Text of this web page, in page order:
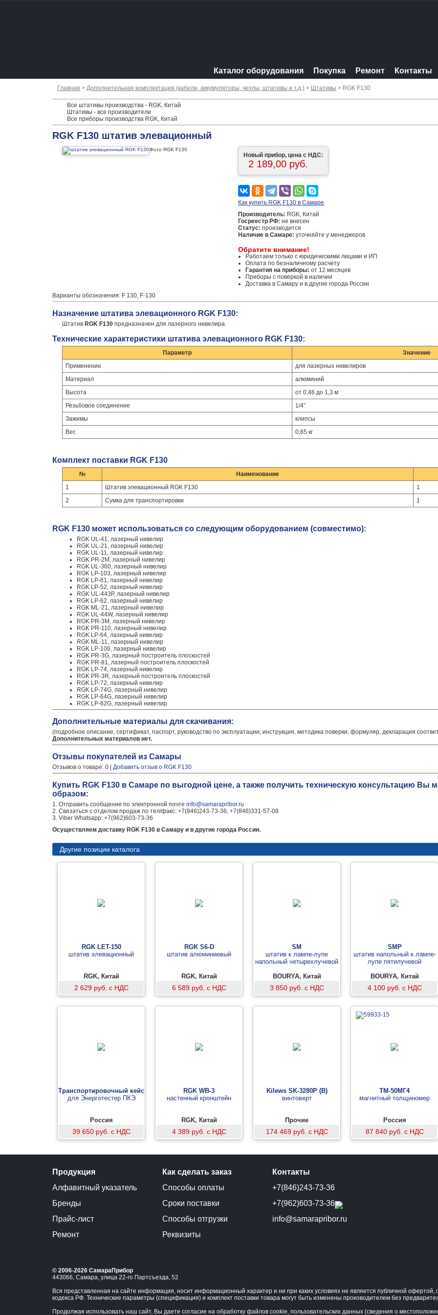
Каталог оборудования Покупка Ремонт Контакты
Главная > Дополнительная комплектация (кабели, аккумуляторы, чехлы, штативы и т.д.) > Штативы > RGK F130
Все штативы производства - RGK, Китай
Штативы - все производители
Все приборы производства RGK, Китай
RGK F130 штатив элевационный
Фото RGK F130
Новый прибор, цена с НДС:
2 189,00 руб.
Как купить RGK F130 в Самаре
Производитель: RGK, Китай
Госреестр РФ: не внесен
Статус: производится
Наличие в Самаре: уточняйте у менеджеров
Обратите внимание!
Работаем только с юридическими лицами и ИП
Оплата по безналичному расчету
Гарантия на приборы: от 12 месяцев
Приборы с поверкой в наличии
Доставка в Самару и в другие города России
Варианты обозначения: F 130, F-130
Назначение штатива элевационного RGK F130:
Штатив RGK F130 предназначен для лазерного нивелира.
Технические характеристики штатива элевационного RGK F130:
Параметр
Значение
Применение
для лазерных нивелиров
Материал
алюминий
Высота
от 0,46 до 1,3 м
Резьбовое соединение
1/4”
Зажимы
клипсы
Вес
0,65 кг
Комплект поставки RGK F130
№ Наименование
1
Штатив элевационный RGK F130
1
2
Сумка для транспортировки 1
RGK F130 может использоваться со следующим оборудованием (совместимо):
RGK UL-41, лазерный нивелир
RGK UL-21, лазерный нивелир
RGK UL-11, лазерный нивелир
RGK PR-2M, лазерный нивелир
RGK UL-360, лазерный нивелир
RGK LP-103, лазерный нивелир
RGK LP-61, лазерный нивелир
RGK LP-52, лазерный нивелир
RGK UL-443P, лазерный нивелир
RGK LP-62, лазерный нивелир
RGK ML-21, лазерный нивелир
RGK UL-44W, лазерный нивелир
RGK PR-3M, лазерный нивелир
RGK PR-110, лазерный нивелир
RGK LP-64, лазерный нивелир
RGK ML-11, лазерный нивелир
RGK LP-106, лазерный нивелир
RGK PR-3G, лазерный построитель плоскостей
RGK PR-81, лазерный построитель плоскостей
RGK LP-74, лазерный нивелир
RGK PR-3R, лазерный построитель плоскостей
RGK LP-72, лазерный нивелир
RGK LP-74G, лазерный нивелир
RGK LP-64G, лазерный нивелир
RGK LP-62G, лазерный нивелир
Дополнительные материалы для скачивания:
(подробное описание, сертификат, паспорт, руководство по эксплуатации, инструкция, методика поверки, формуляр, декларация
Дополнительных материалов нет.
Отзывы покупателей из Самары
Отзывов о товаре: 0 | Добавить отзыв о RGK F130
Купить RGK F130 в Самаре по выгодной цене, а также получить техническую консультацию Вы
образом:
1. Отправить сообщение по электронной почте info@samarapribor.ru
2. Связаться с отделом продаж по тел/факс: +7(846)243-73-36, +7(846)331-57-08
3. Viber Whatsapp: +7(962)603-73-36
Осуществляем доставку RGK F130 в Самару и в другие города России.
Другие позиции каталога
RGK LET-150
штатив элевационный
RGK, Китай
2 629 руб. с НДС
RGK S6-D
штатив алюминиевый
RGK, Китай
6 589 руб. с НДС
SM
штатив к лампе-лупе
напольный четырехлучевой
BOURYA, Китай
3 850 руб. с НДС
SMP
штатив напольный к лампе-
лупе пятилучевой
BOURYA, Китай
4 100 руб. с НДС
Транспортировочный кейс
для Энерготестер ПКЭ
Россия
39 650 руб. с НДС
RGK WB-3
настенный кронштейн
RGK, Китай
4 389 руб. с НДС
Kilews SK-3280P (B)
винтоверт
Прочие
174 469 руб. с НДС
ТМ-50МГ4
магнитный толщиномер
Россия
87 840 руб. с НДС
Продукция
Алфавитный указатель
Бренды
Прайс-лист
Ремонт
Как сделать заказ
Способы оплаты
Сроки поставки
Способы отгрузки
Реквизиты
Контакты
+7(846)243-73-36
+7(962)603-73-36
info@samarapribor.ru
© 2006-2026 СамараПрибор
443066, Самара, улица 22-го Партсъезда, 52
Вся представленная на сайте информация, носит информационный характер и ни при каких условиях не является публичной
кодекса РФ. Технические параметры (спецификация) и комплект поставки товара могут быть изменены производителем без
Продолжая использовать наш сайт, Вы даете согласие на обработку файлов cookie, пользовательских данных (сведения о